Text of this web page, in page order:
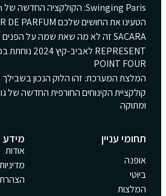
Swinging Paris: הקולקציה החדשה של ba&sh
הטעינו את החושים שלכם GUCCI GUILTY ELIXIR DE PARFUM
SACARA זה לא מה שאת שמה על הפנים – זה הפנים
POINT FOUR
המלצת המערכת: זהו הלוק הנכון
קולקציית הקינוחים החורפית החדשה של
ומתוקה
תחומי עניין
אופנה
ביוטי
המלצות
מידע
אודות
הצהרת